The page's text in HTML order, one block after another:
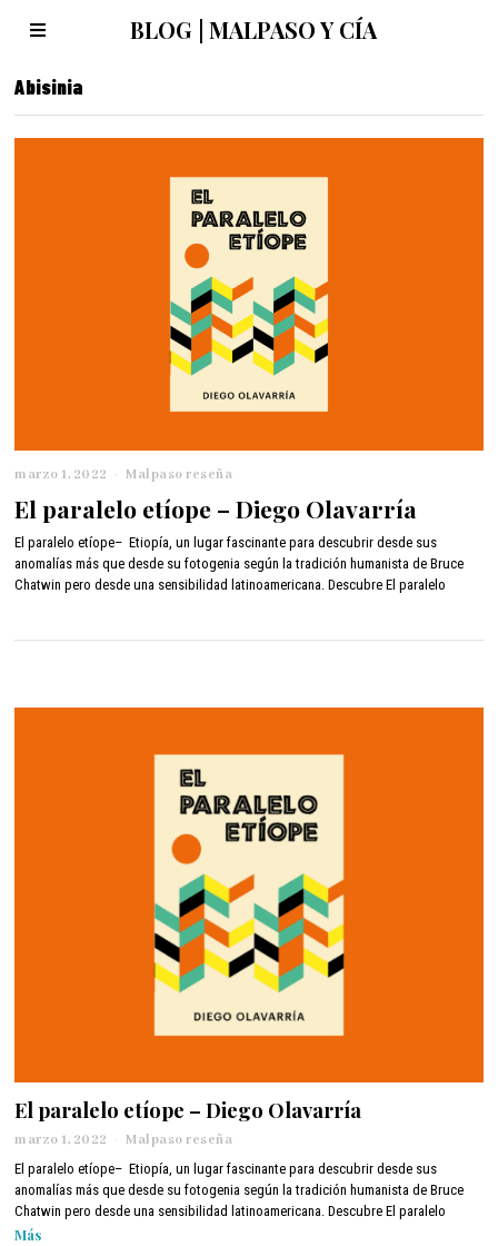
BLOG | MALPASO Y CÍA
Abisinia
marzo 1, 2022
r
1
2
Malpaso reseña
El paralelo etíope – Diego Olavarría
El paralelo etíope– Etiopía, un lugar fascinante para descubrir desde sus
anomalías más que desde su fotogenia según la tradición humanista de Bruce
Chatwin pero desde una sensibilidad latinoamericana. Descubre El paralelo
El paralelo etíope – Diego Olavarría
marzo 1, 2022
i
l
Malpaso reseña
El paralelo etíope– Etiopía, un lugar fascinante para descubrir desde sus
anomalías más que desde su fotogenia según la tradición humanista de Bruce
Chatwin pero desde una sensibilidad latinoamericana. Descubre El paralelo
Más